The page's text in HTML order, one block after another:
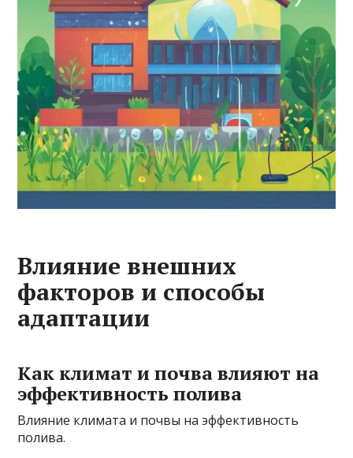
Влияние внешних
факторов и способы
адаптации
Как климат и почва влияют на
эффективность полива
Влияние климата и почвы на эффективность
полива.